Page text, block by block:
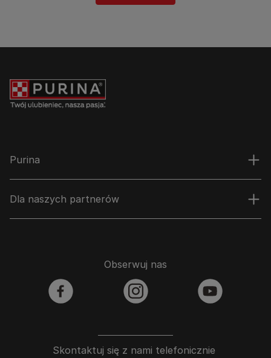
Purina
Dla naszych partnerów
Skontaktuj się z nami telefonicznie
Obserwuj nas
facebook instagram youtube